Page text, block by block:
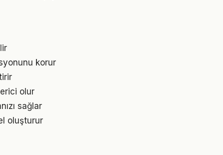
korur
olur
sağlar
oluşturur